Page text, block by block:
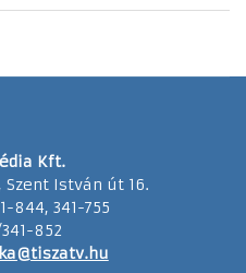
Kft.
István út 16.
844, 341-755
852